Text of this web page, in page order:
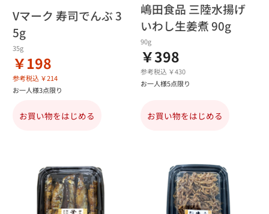
Vマーク 寿司でんぶ 3
5g
35g
￥198
参考税込 ￥214
お一人様3点限り
お買い物をはじめる
嶋田食品 三陸水揚げ
いわし生姜煮 90g
90g
￥398
参考税込 ￥430
お一人様5点限り
お買い物をはじめる